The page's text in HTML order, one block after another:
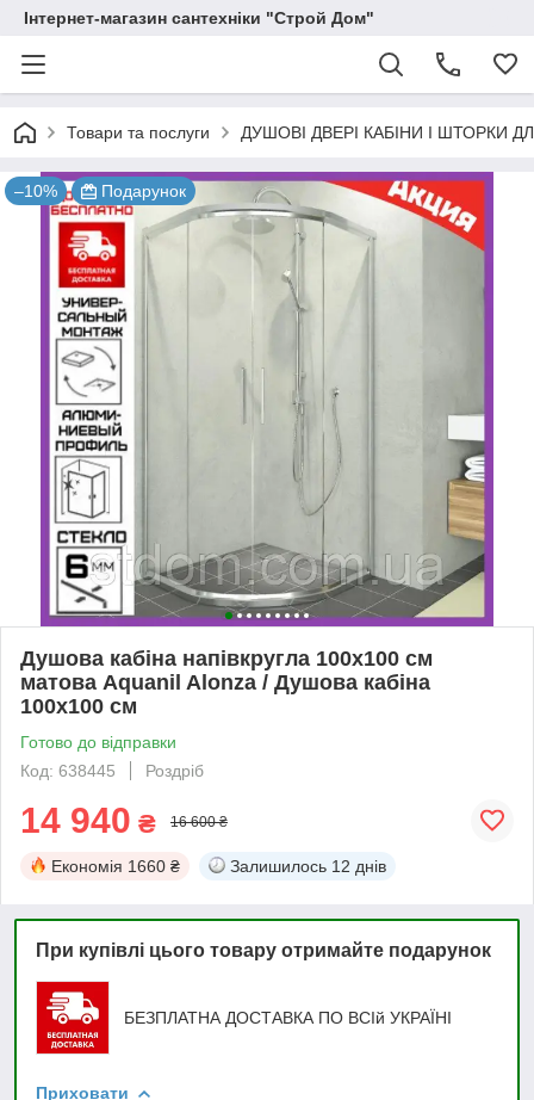
Інтернет-магазин сантехніки "Строй Дом"
Товари та послуги ДУШОВІ ДВЕРІ КАБІНИ І ШТОРКИ
–10% Подарунок
Душова кабіна напівкругла 100х100 см
матова Aquanil Alonza / Душова кабіна
100х100 см
Готово до відправки
Код: 638445
Роздріб
14 940 ₴ 16 600 ₴
Економія 1660 ₴ Залишилось 12 днів
При купівлі цього товару отримайте подарунок
БЕЗПЛАТНА ДОСТАВКА ПО ВСІй УКРАЇНІ
Приховати